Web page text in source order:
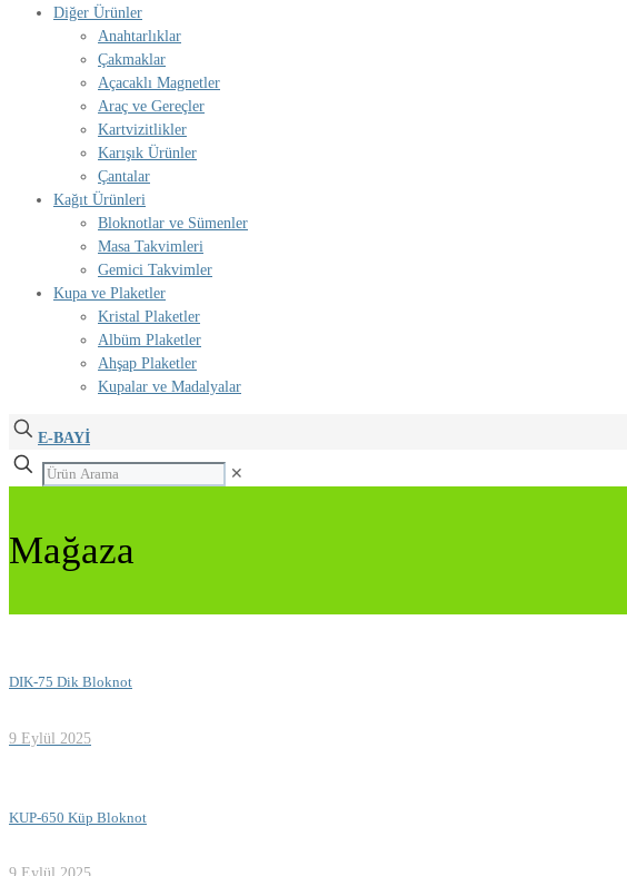
Diğer Ürünler
Anahtarlıklar
Çakmaklar
Açacaklı Magnetler
Araç ve Gereçler
Kartvizitlikler
Karışık Ürünler
Çantalar
Kağıt Ürünleri
Bloknotlar ve Sümenler
Masa Takvimleri
Gemici Takvimler
Kupa ve Plaketler
Kristal Plaketler
Albüm Plaketler
Ahşap Plaketler
Kupalar ve Madalyalar
E-BAYİ
✕
Mağaza
DIK-75 Dik Bloknot
9 Eylül 2025
KUP-650 Küp Bloknot